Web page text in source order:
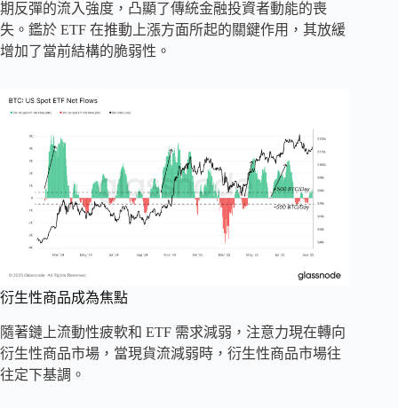
期反彈的流入強度，凸顯了傳統金融投資者動能的喪
失。鑑於 ETF 在推動上漲方面所起的關鍵作用，其放緩
增加了當前結構的脆弱性。
衍生性商品成為焦點
隨著鏈上流動性疲軟和 ETF 需求減弱，注意力現在轉向
衍生性商品市場，當現貨流減弱時，衍生性商品市場往
往定下基調。